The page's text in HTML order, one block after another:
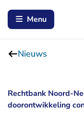
Menu
Nieuws
Rechtbank Noord-
doorontwikkeling